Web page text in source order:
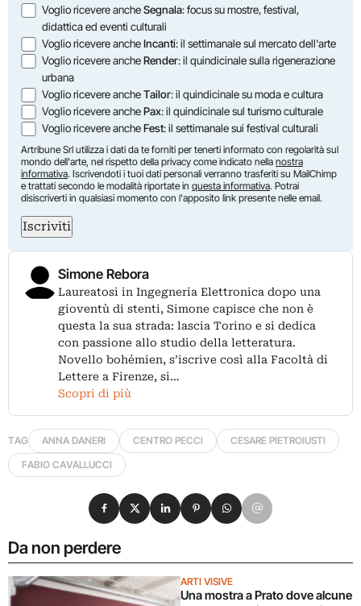
Opzioni
Voglio ricevere ancheSegnala: focus su mostre, festival,
didattica ed eventi culturali
Voglio ricevere ancheIncanti: il settimanale sul mercato dell'arte
Voglio ricevere ancheRender: il quindicinale sulla rigenerazione
urbana
Voglio ricevere ancheTailor: il quindicinale su moda e cultura
Voglio ricevere anchePax: il quindicinale sul turismo culturale
Voglio ricevere ancheFest: il settimanale sui festival culturali
Artribune Srl utilizza i dati da te forniti per tenerti informato con regolarità sul
mondo dell'arte, nel rispetto della privacy come indicato nella nostra
informativa. Iscrivendoti i tuoi dati personali verranno trasferiti su MailChimp
e trattati secondo le modalità riportate in questa informativa. Potrai
disiscriverti in qualsiasi momento con l'apposito link presente nelle email.
Iscriviti
Simone Rebora
Laureatosi in Ingegneria Elettronica dopo una
gioventù di stenti, Simone capisce che non è
questa la sua strada: lascia Torino e si dedica
con passione allo studio della letteratura.
Novello bohémien, s’iscrive così alla Facoltà di
Lettere a Firenze, si…
Scopri di più
TAG ANNA DANERI CENTRO PECCI
CESARE PIETROIUSTI
FABIO CAVALLUCCI
Da non perdere
ARTI VISIVE
Una mostra a Prato dove alcune
Condividi su Facebook
Condividi su X
Condividi su LinkedIn
Condividi su Pinterest
Condividi su WhatsApp
Condividi su Email